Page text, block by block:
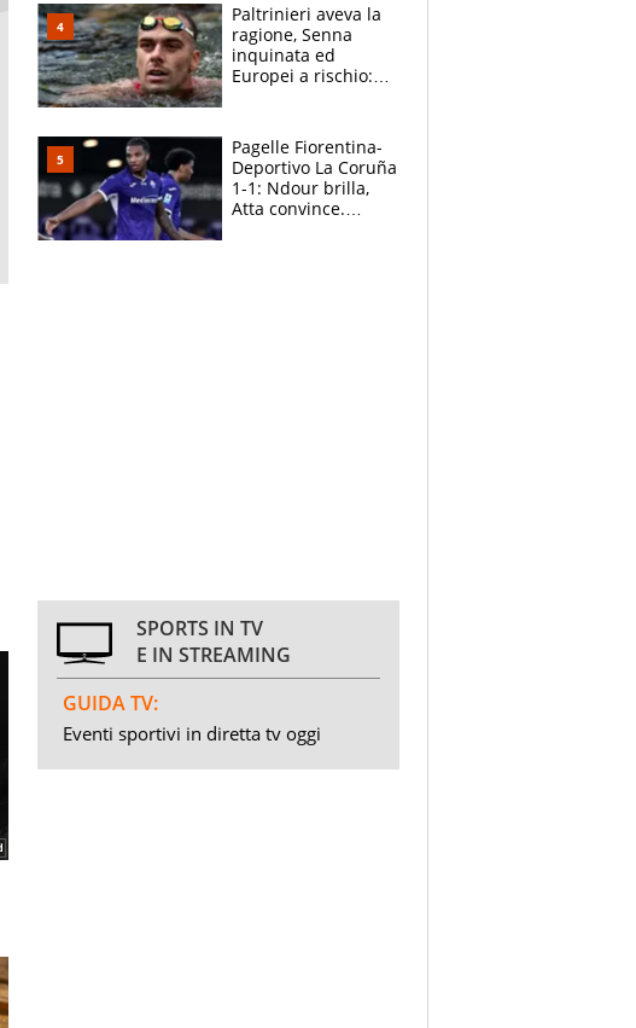
Paltrinieri aveva la
ragione, Senna
inquinata ed
Europei a rischio:
adesso
Pagelle Fiorentina-
Deportivo La Coruña
1-1: Ndour brilla,
Atta convince.
SPORTS IN TV
E IN STREAMING
GUIDA TV:
Eventi sportivi in diretta tv oggi